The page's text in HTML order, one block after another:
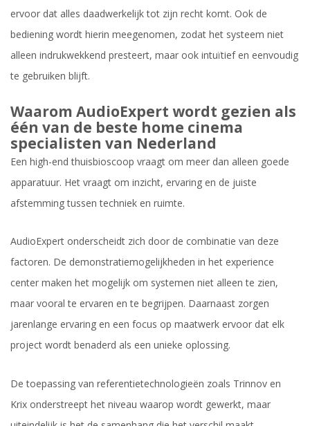
ervoor dat alles daadwerkelijk tot zijn recht komt. Ook de
bediening wordt hierin meegenomen, zodat het systeem niet
alleen indrukwekkend presteert, maar ook intuïtief en eenvoudig
te gebruiken blijft.
Waarom AudioExpert wordt gezien als
één van de beste home cinema
specialisten van Nederland
Een high-end thuisbioscoop vraagt om meer dan alleen goede
apparatuur. Het vraagt om inzicht, ervaring en de juiste
afstemming tussen techniek en ruimte.
AudioExpert onderscheidt zich door de combinatie van deze
factoren. De demonstratiemogelijkheden in het experience
center maken het mogelijk om systemen niet alleen te zien,
maar vooral te ervaren en te begrijpen. Daarnaast zorgen
jarenlange ervaring en een focus op maatwerk ervoor dat elk
project wordt benaderd als een unieke oplossing.
De toepassing van referentietechnologieën zoals Trinnov en
Krix onderstreept het niveau waarop wordt gewerkt, maar